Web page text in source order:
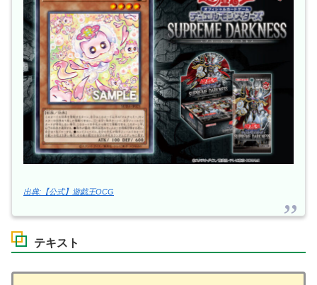
出典:【公式】遊戯王OCG
テキスト